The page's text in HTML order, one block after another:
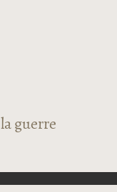
la guerre